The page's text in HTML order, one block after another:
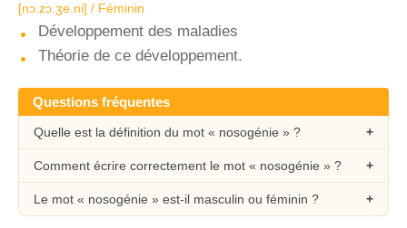
[nɔ.zɔ.ʒe.ni] / Féminin
Développement des maladies
Théorie de ce développement.
Questions fréquentes
Quelle est la définition du mot « nosogénie » ?
Comment écrire correctement le mot « nosogénie » ?
Le mot « nosogénie » est-il masculin ou féminin ?